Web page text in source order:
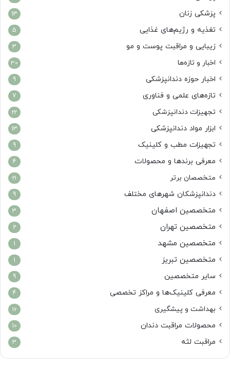
پزشکی زنان 13
تغذیه و رژیم‌های غذایی 5
زیبایی و مراقبت پوست و مو 3
اخبار و تازه‌ها 30
اخبار حوزه دندانپزشکی 9
تازه‌های علمی و فناوری 7
تجهیزات دندانپزشکی 22
ابزار مواد دندانپزشکی 13
تجهیزات مطب و کلینیک 9
معرفی برندها و محصولات 4
متخصصان برتر 21
دندانپزشکان شهرهای مختلف 9
متخصصین اصفهان 3
متخصصین تهران 2
متخصصین مشهد 1
متخصصین تبریز 1
سایر متخصصین 9
معرفی کلینیک‌ها و مراکز تخصصی 4
بهداشت و پیشگیری 16
محصولات مراقبت دندان 10
مراقبت لثه 3